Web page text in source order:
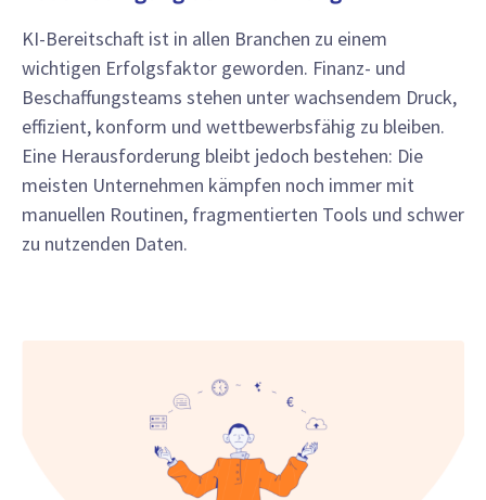
KI-Bereitschaft ist in allen Branchen zu einem
wichtigen Erfolgsfaktor geworden. Finanz- und
Beschaffungsteams stehen unter wachsendem Druck,
effizient, konform und wettbewerbsfähig zu bleiben.
Eine Herausforderung bleibt jedoch bestehen: Die
meisten Unternehmen kämpfen noch immer mit
manuellen Routinen, fragmentierten Tools und schwer
zu nutzenden Daten.